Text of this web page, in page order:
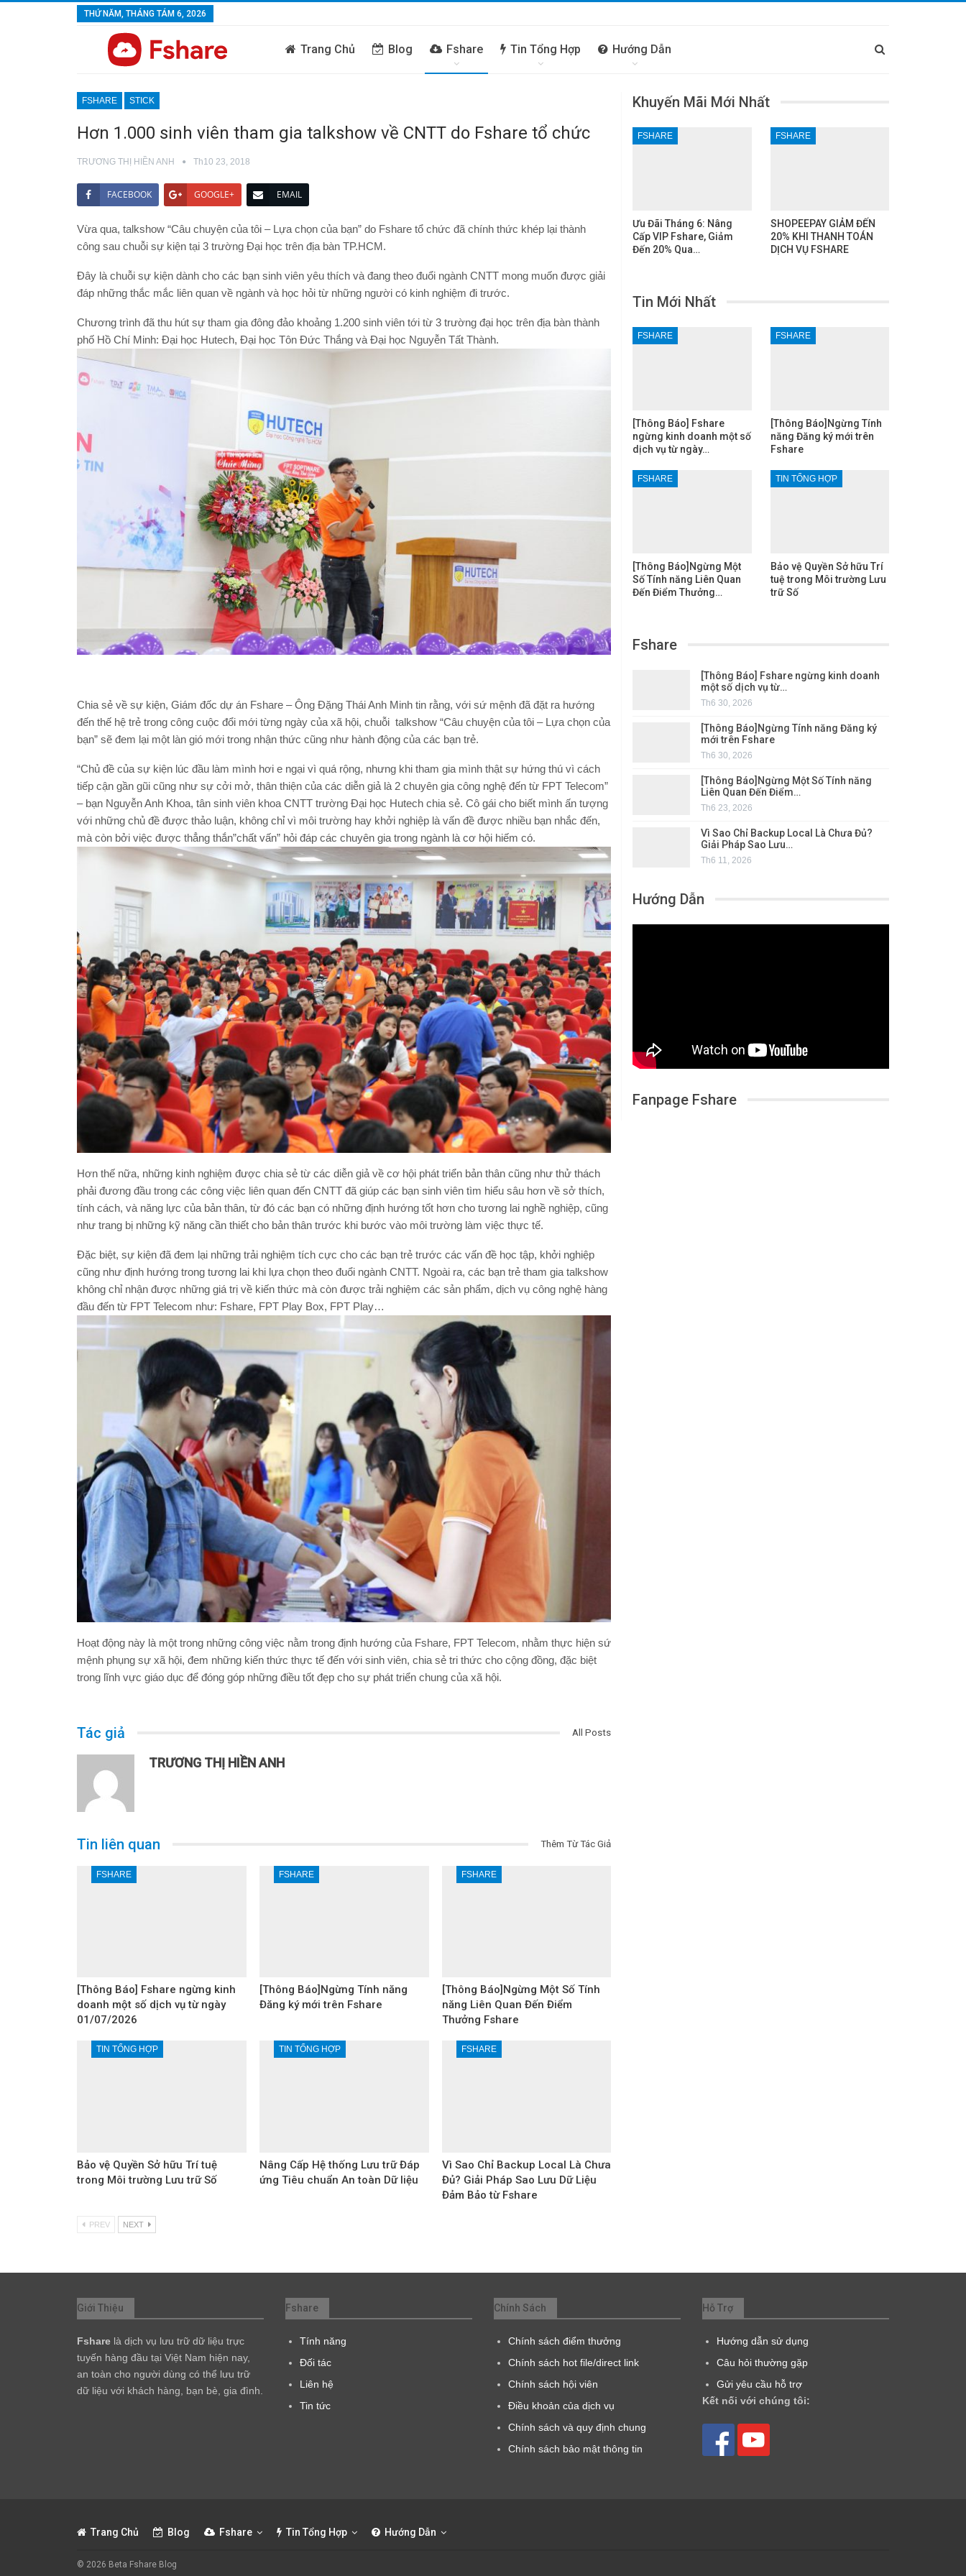
THỨ NĂM, THÁNG TÁM 6, 2026
Trang Chủ Blog Fshare Tin Tổng Hợp Hướng Dẫn
FSHARE STICK
Hơn 1.000 sinh viên tham gia talkshow về CNTT do Fshare tổ chức
TRƯƠNG THỊ HIỀN ANH Th10 23, 2018
FACEBOOK GOOGLE+ EMAIL
Vừa qua, talkshow “Câu chuyện của tôi – Lựa chọn của bạn” do Fshare tổ chức đã chính thức khép lại thành
công sau chuỗi sự kiện tại 3 trường Đại học trên địa bàn TP.HCM.
Đây là chuỗi sự kiện dành cho các bạn sinh viên yêu thích và đang theo đuổi ngành CNTT mong muốn được giải
đáp những thắc mắc liên quan về ngành và học hỏi từ những người có kinh nghiệm đi trước.
Chương trình đã thu hút sự tham gia đông đảo khoảng 1.200 sinh viên tới từ 3 trường đại học trên địa bàn thành
phố Hồ Chí Minh: Đại học Hutech, Đại học Tôn Đức Thắng và Đại học Nguyễn Tất Thành.
Chia sẻ về sự kiện, Giám đốc dự án Fshare – Ông Đặng Thái Anh Minh tin rằng, với sứ mệnh đã đặt ra hướng
đến thế hệ trẻ trong công cuộc đổi mới từng ngày của xã hội, chuỗi talkshow “Câu chuyện của tôi – Lựa chọn của
bạn” sẽ đem lại một làn gió mới trong nhận thức cũng như hành động của các bạn trẻ.
“Chủ đề của sự kiện lúc đầu làm mình hơi e ngại vì quá rộng, nhưng khi tham gia mình thật sự hứng thú vì cách
tiếp cận gần gũi cũng như sự cởi mở, thân thiện của các diễn giả là 2 chuyên gia công nghệ đến từ FPT Telecom”
– bạn Nguyễn Anh Khoa, tân sinh viên khoa CNTT trường Đại học Hutech chia sẻ. Cô gái cho biết mình ấn tượng
với những chủ đề được thảo luận, không chỉ vì môi trường hay khởi nghiệp là vấn đề được nhiều bạn nhắc đến,
mà còn bởi việc được thẳng thắn”chất vấn” hỏi đáp các chuyên gia trong ngành là cơ hội hiếm có.
Hơn thế nữa, những kinh nghiệm được chia sẻ từ các diễn giả về cơ hội phát triển bản thân cũng như thử thách
phải đương đầu trong các công việc liên quan đến CNTT đã giúp các bạn sinh viên tìm hiểu sâu hơn về sở thích,
tính cách, và năng lực của bản thân, từ đó các bạn có những định hướng tốt hơn cho tương lai nghề nghiệp, cũng
như trang bị những kỹ năng cần thiết cho bản thân trước khi bước vào môi trường làm việc thực tế.
Đặc biệt, sự kiện đã đem lại những trải nghiệm tích cực cho các bạn trẻ trước các vấn đề học tập, khởi nghiệp
cũng như định hướng trong tương lai khi lựa chọn theo đuổi ngành CNTT. Ngoài ra, các bạn trẻ tham gia talkshow
không chỉ nhận được những giá trị về kiến thức mà còn được trải nghiệm các sản phẩm, dịch vụ công nghệ hàng
đầu đến từ FPT Telecom như: Fshare, FPT Play Box, FPT Play…
Hoạt động này là một trong những công việc nằm trong định hướng của Fshare, FPT Telecom, nhằm thực hiện sứ
mệnh phụng sự xã hội, đem những kiến thức thực tế đến với sinh viên, chia sẻ tri thức cho cộng đồng, đặc biệt
trong lĩnh vực giáo dục để đóng góp những điều tốt đẹp cho sự phát triển chung của xã hội.
Tác giả All Posts
TRƯƠNG THỊ HIỀN ANH
Tin liên quan Thêm Từ Tác Giả
FSHARE
[Thông Báo] Fshare ngừng kinh
doanh một số dịch vụ từ ngày
01/07/2026
FSHARE
[Thông Báo]Ngừng Tính năng
Đăng ký mới trên Fshare
FSHARE
[Thông Báo]Ngừng Một Số Tính
năng Liên Quan Đến Điểm
Thưởng Fshare
TIN TỔNG HỢP
Bảo vệ Quyền Sở hữu Trí tuệ
trong Môi trường Lưu trữ Số
TIN TỔNG HỢP
Nâng Cấp Hệ thống Lưu trữ Đáp
ứng Tiêu chuẩn An toàn Dữ liệu
FSHARE
Vì Sao Chỉ Backup Local Là Chưa
Đủ? Giải Pháp Sao Lưu Dữ Liệu
Đảm Bảo từ Fshare
PREV NEXT
Khuyến Mãi Mới Nhất
FSHARE
Ưu Đãi Tháng 6: Nâng
Cấp VIP Fshare, Giảm
Đến 20% Qua…
FSHARE
SHOPEEPAY GIẢM ĐẾN
20% KHI THANH TOÁN
DỊCH VỤ FSHARE
Tin Mới Nhất
FSHARE
[Thông Báo] Fshare
ngừng kinh doanh một số
dịch vụ từ ngày…
FSHARE
[Thông Báo]Ngừng Tính
năng Đăng ký mới trên
Fshare
FSHARE
[Thông Báo]Ngừng Một
Số Tính năng Liên Quan
Đến Điểm Thưởng…
TIN TỔNG HỢP
Bảo vệ Quyền Sở hữu Trí
tuệ trong Môi trường Lưu
trữ Số
Fshare
[Thông Báo] Fshare ngừng kinh doanh
một số dịch vụ từ…
Th6 30, 2026
[Thông Báo]Ngừng Tính năng Đăng ký
mới trên Fshare
Th6 30, 2026
[Thông Báo]Ngừng Một Số Tính năng
Liên Quan Đến Điểm…
Th6 23, 2026
Vì Sao Chỉ Backup Local Là Chưa Đủ?
Giải Pháp Sao Lưu…
Th6 11, 2026
Hướng Dẫn
Fanpage Fshare
Giới Thiệu
Fshare là dịch vụ lưu trữ dữ liệu trực
tuyến hàng đầu tại Việt Nam hiện nay,
an toàn cho người dùng có thể lưu trữ
dữ liệu với khách hàng, bạn bè, gia đình.
Fshare
Tính năng
Đối tác
Liên hệ
Tin tức
Chính Sách
Chính sách điểm thưởng
Chính sách hot file/direct link
Chính sách hội viên
Điều khoản của dịch vụ
Chính sách và quy định chung
Chính sách bảo mật thông tin
Hỗ Trợ
Hướng dẫn sử dụng
Câu hỏi thường gặp
Gửi yêu cầu hỗ trợ
Kết nối với chúng tôi:
Trang Chủ Blog Fshare Tin Tổng Hợp Hướng Dẫn
© 2026 Beta Fshare Blog